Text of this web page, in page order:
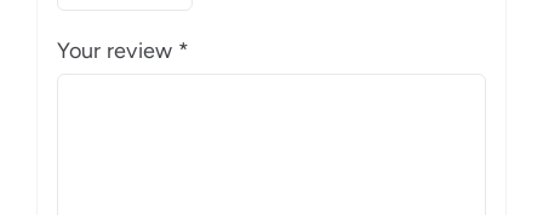
Your review *